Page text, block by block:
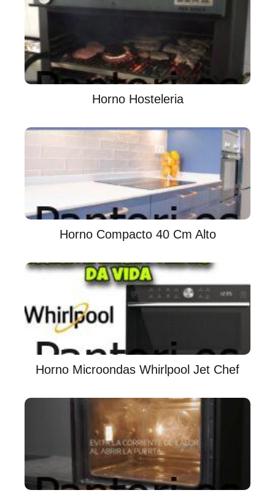
Horno Hosteleria
Horno Compacto 40 Cm Alto
Horno Microondas Whirlpool Jet Chef